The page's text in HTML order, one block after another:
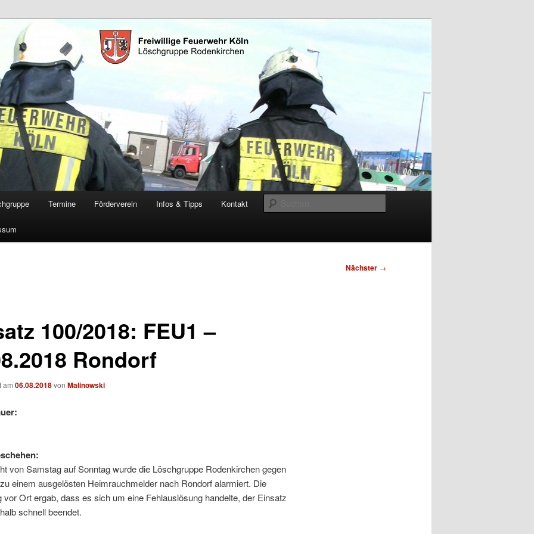
Rodenkirchen
Termine Förderverein Infos & Tipps Kontakt
Nächster →
100/2018: FEU1 –
Rondorf
am 06.08.2018von Malinowski
von Samstag auf Sonntag wurde die Löschgruppe Rodenkirchen gegen
einem ausgelösten Heimrauchmelder nach Rondorf alarmiert. Die
vor Ort ergab, dass es sich um eine Fehlauslösung handelte, der Einsatz
schnell beendet.